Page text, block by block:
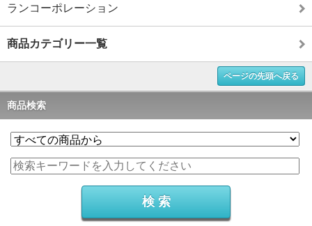
ランコーポレーション
商品カテゴリー一覧
ページの先頭へ戻る
商品検索